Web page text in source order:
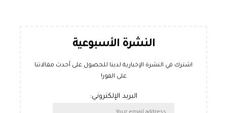
النشرة الأسبوعية
اشترك في النشرة الإخبارية لدينا للحصول على أحدث مقالاتنا
على الفور!
البريد الإلكتروني: